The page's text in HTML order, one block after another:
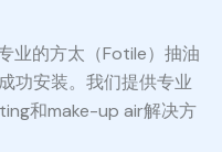
业的方太（Fotile）抽油
功安装。我们提供专业
和make-up air解决方